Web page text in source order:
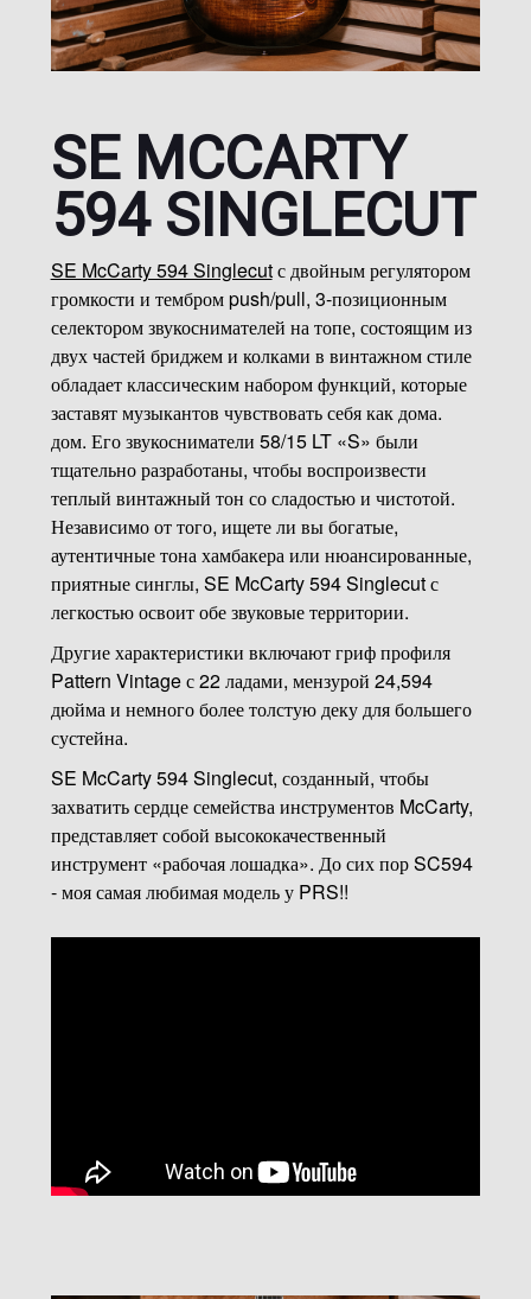
инкрустации в виде птиц добавляют намек на
современный стиль этому классическому набору
функций. Другие особенности включают
немного более толстую деку для большего сустейна.
SE McCarty 594, созданный для того, чтобы
запечатлеть сердце семейства инструментов
McCarty, представляет собой высококачественный
SE MCCARTY
594 SINGLECUT
SE McCarty 594 Singlecutс двойным регулятором
громкости и тембром push/pull, 3-позиционным
селектором звукоснимателей на топе, состоящим из
двух частей бриджем и колками в винтажном стиле
обладает классическим набором функций, которые
заставят музыкантов чувствовать себя как дома.
дом. Его звукосниматели 58/15 LT «S» были
тщательно разработаны, чтобы воспроизвести
теплый винтажный тон со сладостью и чистотой.
Независимо от того, ищете ли вы богатые,
аутентичные тона хамбакера или нюансированные,
приятные синглы, SE McCarty 594 Singlecut с
легкостью освоит обе звуковые территории.
Другие характеристики включают гриф профиля
Pattern Vintage с 22 ладами, мензурой 24,594
дюйма и немного более толстую деку для большего
сустейна.
SE McCarty 594 Singlecut, созданный, чтобы
захватить сердце семейства инструментов McCarty,
представляет собой высококачественный
инструмент «рабочая лошадка». До сих пор SC594
- моя самая любимая модель у PRS!!